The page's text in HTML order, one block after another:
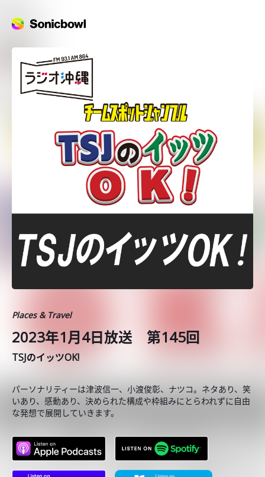
Places & Travel
2023年1月4日放送 第145回
TSJのイッツOK!
パーソナリティーは津波信一、小渡俊彰、ナツコ。ネタあり、笑
いあり、感動あり、決められた構成や枠組みにとらわれずに自由
な発想で展開していきます。